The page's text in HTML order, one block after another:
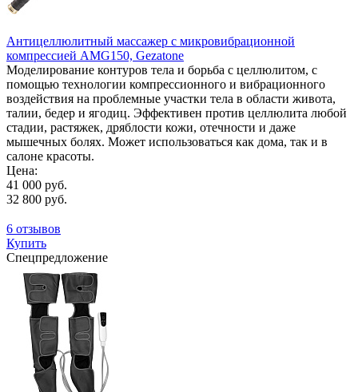
Антицеллюлитный массажер с микровибрационной
компрессией AMG150, Gezatone
Моделирование контуров тела и борьба с целлюлитом, с
помощью технологии компрессионного и вибрационного
воздействия на проблемные участки тела в области живота,
талии, бедер и ягодиц. Эффективен против целлюлита любой
стадии, растяжек, дряблости кожи, отечности и даже
мышечных болях. Может использоваться как дома, так и в
салоне красоты.
Цена:
41 000 руб.
32 800 руб.
6 отзывов
Купить
Спецпредложение